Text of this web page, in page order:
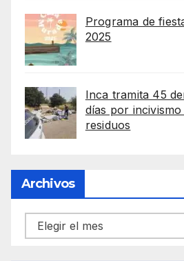
Programa de
2025
Inca tramita 45
días por
residuos
Archivos
Archivos